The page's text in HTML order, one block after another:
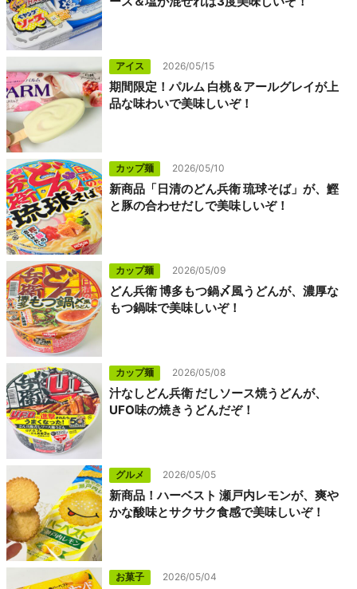
アイス 2026/05/15
期間限定！パルム 白桃＆アールグレイが上
品な味わいで美味しいぞ！
カップ麺 2026/05/10
新商品「日清のどん兵衛 琉球そば」が、鰹
と豚の合わせだしで美味しいぞ！
カップ麺 2026/05/09
どん兵衛 博多もつ鍋〆風うどんが、濃厚な
もつ鍋味で美味しいぞ！
カップ麺 2026/05/08
汁なしどん兵衛 だしソース焼うどんが、
UFO味の焼きうどんだぞ！
グルメ 2026/05/05
新商品！ハーベスト 瀬戸内レモンが、爽や
かな酸味とサクサク食感で美味しいぞ！
お菓子 2026/05/04